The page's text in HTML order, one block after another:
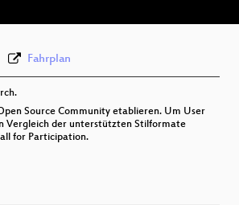
Fahrplan
Source Community etablieren. Um User
Vergleich der unterstützten Stilformate
for Participation.